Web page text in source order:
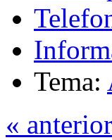
Tema:
« anterior